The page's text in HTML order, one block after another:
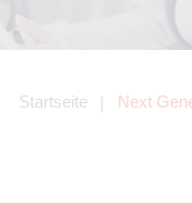
Startseite Next